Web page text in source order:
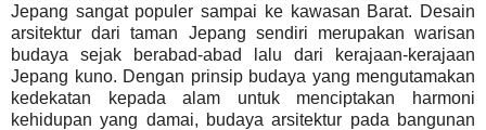
Jepang sangat populer sampai ke kawasan Barat. Desain
arsitektur dari taman Jepang sendiri merupakan warisan
budaya sejak berabad-abad lalu dari kerajaan-kerajaan
Jepang kuno. Dengan prinsip budaya yang mengutamakan
kedekatan kepada alam untuk menciptakan harmoni
kehidupan yang damai, budaya arsitektur pada bangunan